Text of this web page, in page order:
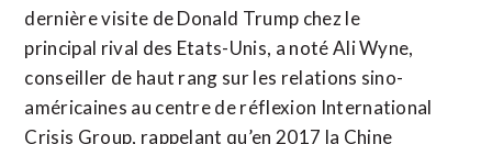
dernière visite de Donald Trump chez le
principal rival des Etats-Unis, a noté Ali Wyne,
conseiller de haut rang sur les relations sino-
américaines au centre de réflexion International
Crisis Group, rappelant qu’en 2017 la Chine